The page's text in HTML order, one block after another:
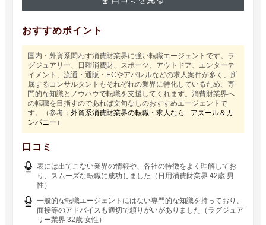
おすすめポイント
国内・外資系問わず消費財業界に強い転職エージェントです。ラ
グジュアリー、日曜消費財、スポーツ、アウトドア、エンターテ
イメント、流通・通販・ECやアパレルなどの求人案件が多く、所
属するコンサルタントもそれぞれの業界に特化しているため、専
門的な知識とノウハウで転職を支援してくれます。消費財業界へ
の転職を目指すのであれば文句なしのおすすめエージェントで
す。（参考：外資系消費財業界の転職・求人なら - アズール＆カ
ンパニー ）
口コミ
表には出てこない業界の情報や、各社の特徴をよく理解してお
り、スムーズな転職に成功しました（日用消費財業界 42歳 男
性）
一般的な転職エージェントにはない専門的な知識を持っており、
面接等のアドバイスも適切で頼りがいがありました（ラグジュア
リー業界 32歳 女性）